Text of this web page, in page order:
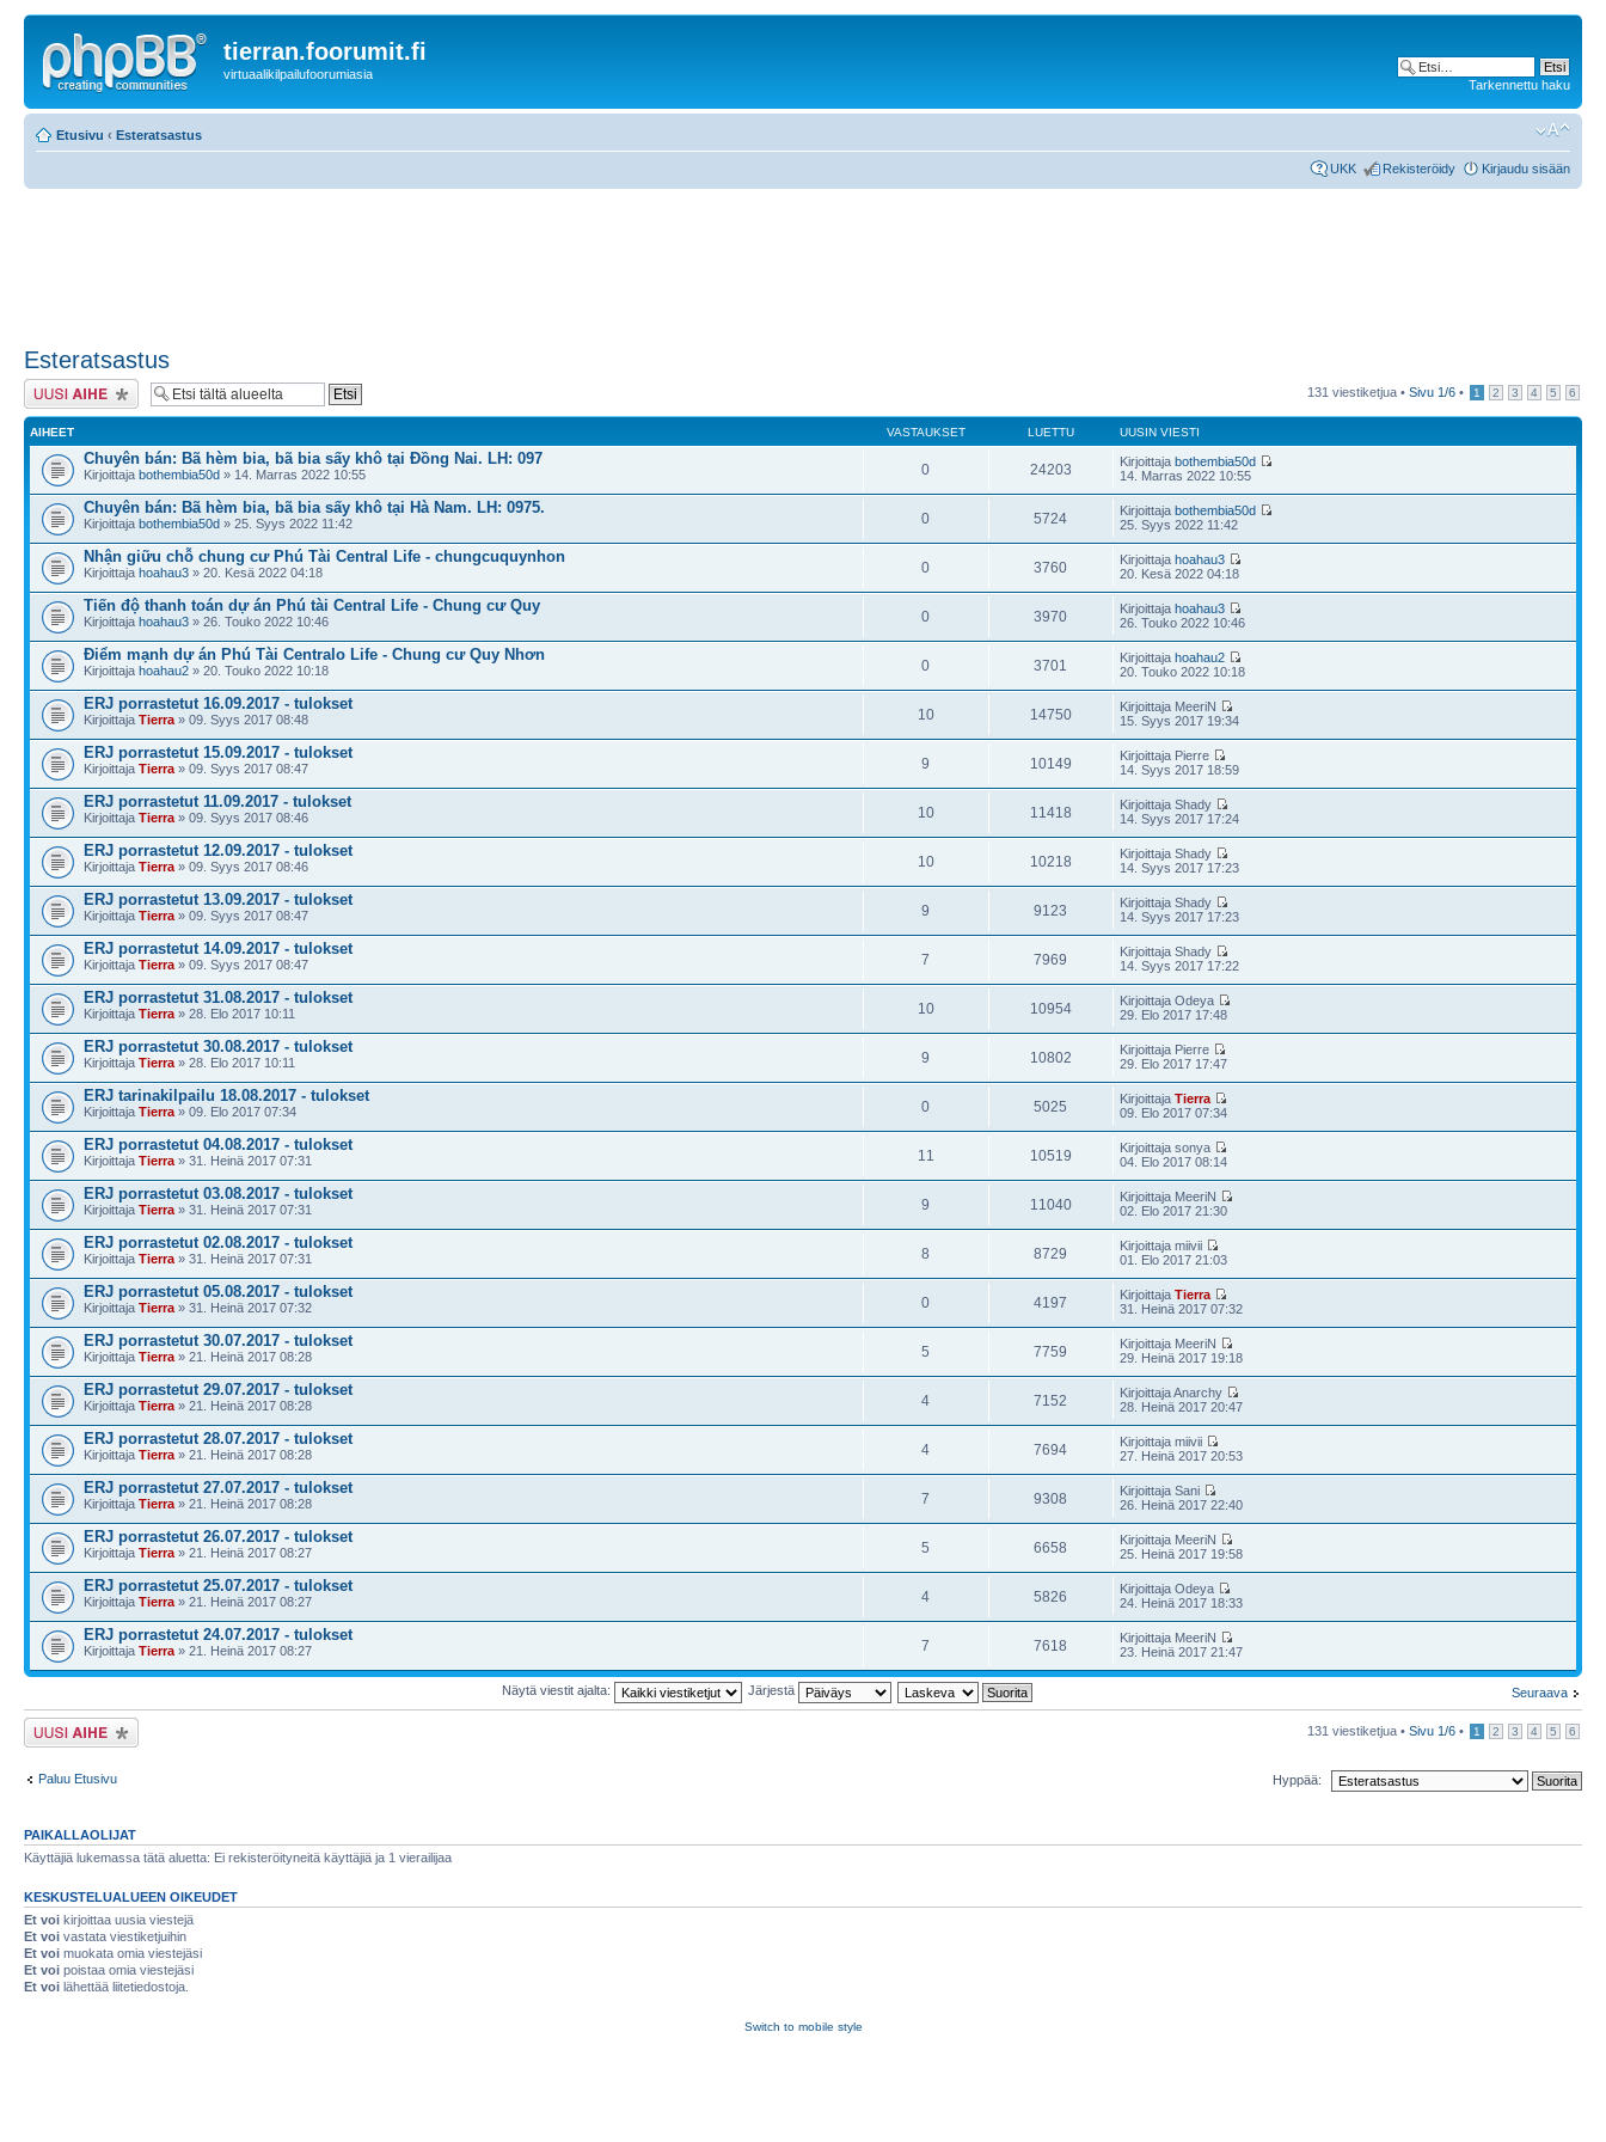
tierran.foorumit.fi
virtuaalikilpailufoorumiasia
Tarkennettu haku
Etusivu ‹ Esteratsastus
UKK Rekisteröidy Kirjaudu sisään
Esteratsastus
Lähetä uusi viesti 131 viestiketjua • Sivu 1/6 • 1 2 3 4 5 6
AIHEET VASTAUKSET LUETTU UUSIN VIESTI
Chuyên bán: Bã hèm bia, bã bia sấy khô tại Đồng Nai. LH: 097
Kirjoittaja bothembia50d » 14. Marras 2022 10:55 0 24203 Kirjoittajabothembia50d
14. Marras 2022 10:55
Chuyên bán: Bã hèm bia, bã bia sấy khô tại Hà Nam. LH: 0975.
Kirjoittaja bothembia50d » 25. Syys 2022 11:42 0 5724 Kirjoittajabothembia50d
25. Syys 2022 11:42
Nhận giữu chỗ chung cư Phú Tài Central Life - chungcuquynhon
Kirjoittaja hoahau3 » 20. Kesä 2022 04:18 0 3760 Kirjoittajahoahau3
20. Kesä 2022 04:18
Tiến độ thanh toán dự án Phú tài Central Life - Chung cư Quy
Kirjoittaja hoahau3 » 26. Touko 2022 10:46 0 3970 Kirjoittajahoahau3
26. Touko 2022 10:46
Điểm mạnh dự án Phú Tài Centralo Life - Chung cư Quy Nhơn
Kirjoittaja hoahau2 » 20. Touko 2022 10:18 0 3701 Kirjoittajahoahau2
20. Touko 2022 10:18
ERJ porrastetut 16.09.2017 - tulokset
Kirjoittaja Tierra » 09. Syys 2017 08:48 10 14750
Kirjoittaja MeeriN
15. Syys 2017 19:34
ERJ porrastetut 15.09.2017 - tulokset
Kirjoittaja Tierra » 09. Syys 2017 08:47 9 10149
Kirjoittaja Pierre
14. Syys 2017 18:59
ERJ porrastetut 11.09.2017 - tulokset
Kirjoittaja Tierra » 09. Syys 2017 08:46 10 11418
Kirjoittaja Shady
14. Syys 2017 17:24
ERJ porrastetut 12.09.2017 - tulokset
Kirjoittaja Tierra » 09. Syys 2017 08:46 10 10218
Kirjoittaja Shady
14. Syys 2017 17:23
ERJ porrastetut 13.09.2017 - tulokset
Kirjoittaja Tierra » 09. Syys 2017 08:47 9 9123
Kirjoittaja Shady
14. Syys 2017 17:23
ERJ porrastetut 14.09.2017 - tulokset
Kirjoittaja Tierra » 09. Syys 2017 08:47 7 7969
Kirjoittaja Shady
14. Syys 2017 17:22
ERJ porrastetut 31.08.2017 - tulokset
Kirjoittaja Tierra » 28. Elo 2017 10:11 10 10954
Kirjoittaja Odeya
29. Elo 2017 17:48
ERJ porrastetut 30.08.2017 - tulokset
Kirjoittaja Tierra » 28. Elo 2017 10:11 9 10802
Kirjoittaja Pierre
29. Elo 2017 17:47
ERJ tarinakilpailu 18.08.2017 - tulokset
Kirjoittaja Tierra » 09. Elo 2017 07:34 0 5025 KirjoittajaTierra
09. Elo 2017 07:34
ERJ porrastetut 04.08.2017 - tulokset
Kirjoittaja Tierra » 31. Heinä 2017 07:31 11 10519
Kirjoittaja sonya
04. Elo 2017 08:14
ERJ porrastetut 03.08.2017 - tulokset
Kirjoittaja Tierra » 31. Heinä 2017 07:31 9 11040
Kirjoittaja MeeriN
02. Elo 2017 21:30
ERJ porrastetut 02.08.2017 - tulokset
Kirjoittaja Tierra » 31. Heinä 2017 07:31 8 8729
Kirjoittaja miivii
01. Elo 2017 21:03
ERJ porrastetut 05.08.2017 - tulokset
Kirjoittaja Tierra » 31. Heinä 2017 07:32 0 4197 KirjoittajaTierra
31. Heinä 2017 07:32
ERJ porrastetut 30.07.2017 - tulokset
Kirjoittaja Tierra » 21. Heinä 2017 08:28 5 7759
Kirjoittaja MeeriN
29. Heinä 2017 19:18
ERJ porrastetut 29.07.2017 - tulokset
Kirjoittaja Tierra » 21. Heinä 2017 08:28 4 7152
Kirjoittaja Anarchy
28. Heinä 2017 20:47
ERJ porrastetut 28.07.2017 - tulokset
Kirjoittaja Tierra » 21. Heinä 2017 08:28 4 7694
Kirjoittaja miivii
27. Heinä 2017 20:53
ERJ porrastetut 27.07.2017 - tulokset
Kirjoittaja Tierra » 21. Heinä 2017 08:28 7 9308
Kirjoittaja Sani
26. Heinä 2017 22:40
ERJ porrastetut 26.07.2017 - tulokset
Kirjoittaja Tierra » 21. Heinä 2017 08:27 5 6658
Kirjoittaja MeeriN
25. Heinä 2017 19:58
ERJ porrastetut 25.07.2017 - tulokset
Kirjoittaja Tierra » 21. Heinä 2017 08:27 4 5826
Kirjoittaja Odeya
24. Heinä 2017 18:33
ERJ porrastetut 24.07.2017 - tulokset
Kirjoittaja Tierra » 21. Heinä 2017 08:27 7 7618
Kirjoittaja MeeriN
23. Heinä 2017 21:47
Seuraava
Näytä viestit ajalta: Järjestä
Lähetä uusi viesti 131 viestiketjua • Sivu 1/6 • 1 2 3 4 5 6
Paluu Etusivu Hyppää:
PAIKALLAOLIJAT
Käyttäjiä lukemassa tätä aluetta: Ei rekisteröityneitä käyttäjiä ja 1 vierailijaa
KESKUSTELUALUEEN OIKEUDET
Et voi kirjoittaa uusia viestejä
Et voi vastata viestiketjuihin
Et voi muokata omia viestejäsi
Et voi poistaa omia viestejäsi
Et voi lähettää liitetiedostoja.
Switch to mobile style